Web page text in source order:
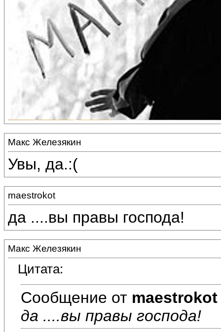
Макс Железякин
Увы, да.:(
maestrokot
да ....вы правы господа!
Макс Железякин
Цитата:
Сообщение от maestrokot
да ....вы правы господа!